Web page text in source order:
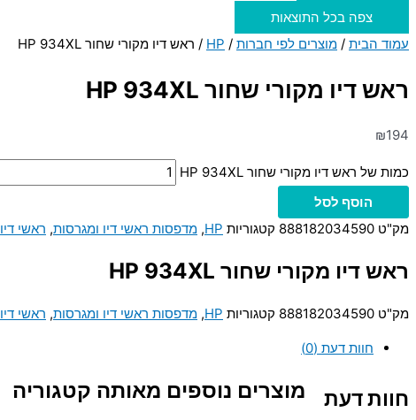
צפה בכל התוצאות
עמוד הבית / מוצרים לפי חברות /
HP / ראש דיו מקורי שחור HP 934XL
ראש דיו מקורי שחור HP 934XL
₪194
כמות של ראש דיו מקורי שחור HP 934XL
הוסף לסל
מק"ט 888182034590 קטגוריות HP
, מדפסות ראשי דיו ומגרסות, ראשי דיו
ראש דיו מקורי שחור HP 934XL
מק"ט 888182034590 קטגוריות HP
, מדפסות ראשי דיו ומגרסות, ראשי דיו
חוות דעת (0)
חוות דעת מוצרים נוספים מאותה קטגוריה